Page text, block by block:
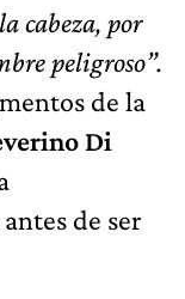
cabeza, por
peligroso”.
de la
Di
de ser